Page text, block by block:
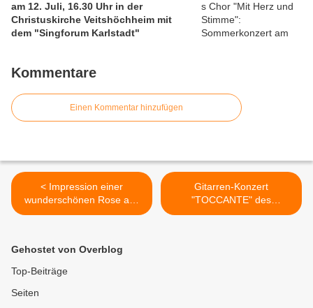
am 12. Juli, 16.30 Uhr in der
Christuskirche Veitshöchheim mit
dem "Singforum Karlstadt"
Kommentare
Einen Kommentar hinzufügen
< Impression einer
wunderschönen Rose aus
dem Nachlass des
Gitarren-Konzert
"TOCCANTE" des
Veitshöchheimer
Gehostet von Overblog
Top-Beiträge
Seiten